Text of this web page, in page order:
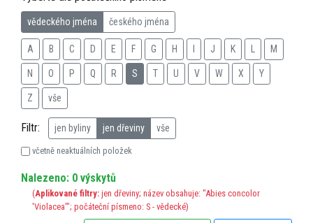
vědeckého jména českého jména
A B C D E F G H J K M
N O P Q R S T U V W X Y
Z vše
Filtr: jen byliny jen dřeviny vše
včetně neaktuálních položek
Nalezeno: 0 výskytů
(Aplikované filtry: jen dřeviny; název obsahuje: "Abies concolor
'Violacea'"; počáteční písmeno: S - vědecké)